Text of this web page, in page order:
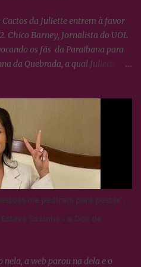
da Juliette entrem à favor
Chico Barney, Jornalista do UOL
os fãs da Paraibana para
da Quebrada, a qual Juliette
nenhum participante até
me pediram para postar',
Sozinha - o Doc de
a web parou na dela e o